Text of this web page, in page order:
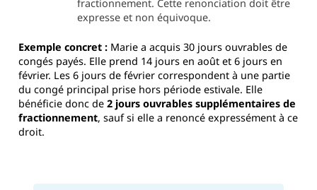
fractionnement. Cette renonciation doit être
expresse et non équivoque.
Exemple concret : Marie a acquis 30 jours ouvrables de
congés payés. Elle prend 14 jours en août et 6 jours en
février. Les 6 jours de février correspondent à une partie
du congé principal prise hors période estivale. Elle
bénéficie donc de 2 jours ouvrables supplémentaires de
fractionnement, sauf si elle a renoncé expressément à ce
droit.